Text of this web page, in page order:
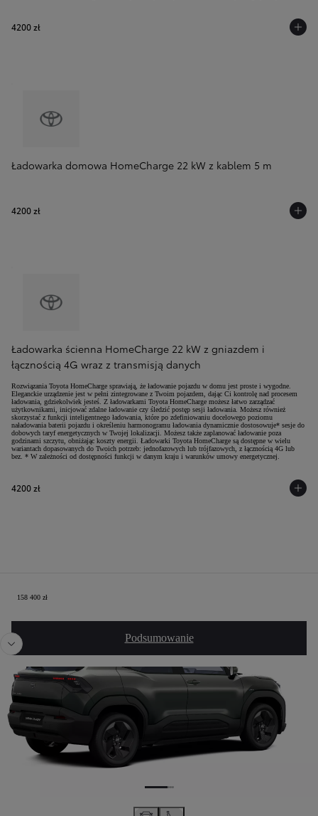
4200 zł
Ładowarka domowa HomeCharge 22 kW z kablem 5 m
4200 zł
Ładowarka ścienna HomeCharge 22 kW z gniazdem i
łącznością 4G wraz z transmisją danych
Rozwiązania Toyota HomeCharge sprawiają, że ładowanie pojazdu w domu jest proste i wygodne.
Eleganckie urządzenie jest w pełni zintegrowane z Twoim pojazdem, dając Ci kontrolę nad procesem
ładowania, gdziekolwiek jesteś. Z ładowarkami Toyota HomeCharge możesz łatwo zarządzać
użytkownikami, inicjować zdalne ładowanie czy śledzić postęp sesji ładowania. Możesz również
skorzystać z funkcji inteligentnego ładowania, które po zdefiniowaniu docelowego poziomu
naładowania baterii pojazdu i określeniu harmonogramu ładowania dynamicznie dostosowuje* sesje do
dobowych taryf energetycznych w Twojej lokalizacji. Możesz także zaplanować ładowanie poza
godzinami szczytu, obniżając koszty energii. Ładowarki Toyota HomeCharge są dostępne w wielu
wariantach dopasowanych do Twoich potrzeb: jednofazowych lub trójfazowych, z łącznością 4G lub
bez. * W zależności od dostępności funkcji w danym kraju i warunków umowy energetycznej.
4200 zł
158 400 zł
Podsumowanie
Twoja konfiguracja
Poprzedni